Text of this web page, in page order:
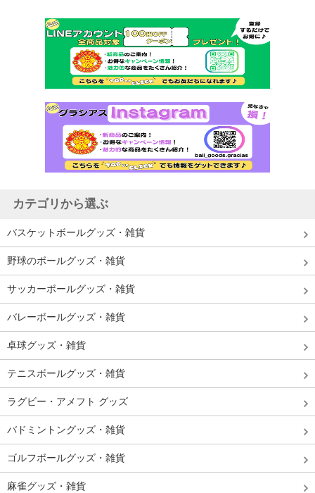
カテゴリから選ぶ
バスケットボールグッズ・雑貨
野球のボールグッズ・雑貨
サッカーボールグッズ・雑貨
バレーボールグッズ・雑貨
卓球グッズ・雑貨
テニスボールグッズ・雑貨
ラグビー・アメフト グッズ
バドミントングッズ・雑貨
ゴルフボールグッズ・雑貨
麻雀グッズ・雑貨